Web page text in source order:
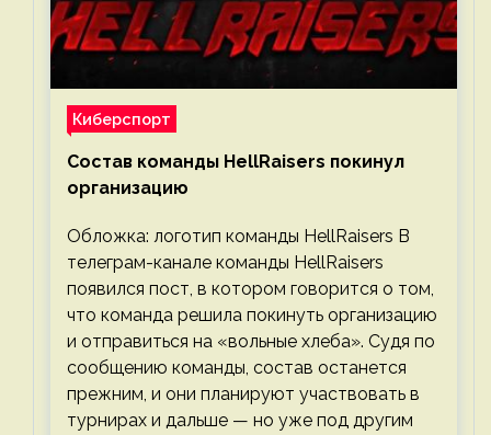
Киберспорт
Состав команды HellRaisers покинул
организацию
Обложка: логотип команды HellRaisers В
телеграм-канале команды HellRaisers
появился пост, в котором говорится о том,
что команда решила покинуть организацию
и отправиться на «вольные хлеба». Судя по
сообщению команды, состав останется
прежним, и они планируют участвовать в
турнирах и дальше — но уже под другим